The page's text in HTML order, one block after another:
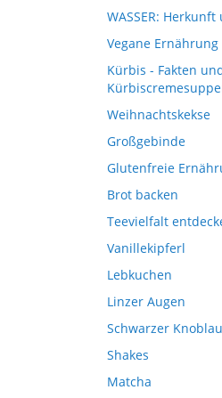
WASSER:
Vegane Ernährung
Kürbis - Fakten
Weihnachtskekse
Großgebinde
Glutenfreie
Brot backen
Teevielfalt
Vanillekipferl
Lebkuchen
Linzer Augen
Schwarzer
Shakes
Matcha